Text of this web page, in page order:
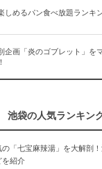
しめるパン食べ放題ランキ
企画「炎のゴブレット」を
池袋の人気ランキン
「七宝麻辣湯」を大解剖
を紹介